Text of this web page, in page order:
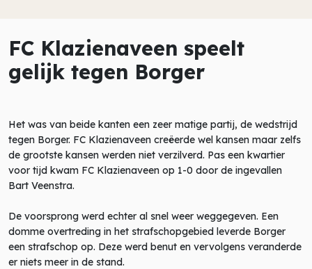
FC Klazienaveen speelt
gelijk tegen Borger
Het was van beide kanten een zeer matige partij, de wedstrijd
tegen Borger. FC Klazienaveen creëerde wel kansen maar zelfs
de grootste kansen werden niet verzilverd. Pas een kwartier
voor tijd kwam FC Klazienaveen op 1-0 door de ingevallen
Bart Veenstra.
De voorsprong werd echter al snel weer weggegeven. Een
domme overtreding in het strafschopgebied leverde Borger
een strafschop op. Deze werd benut en vervolgens veranderde
er niets meer in de stand.